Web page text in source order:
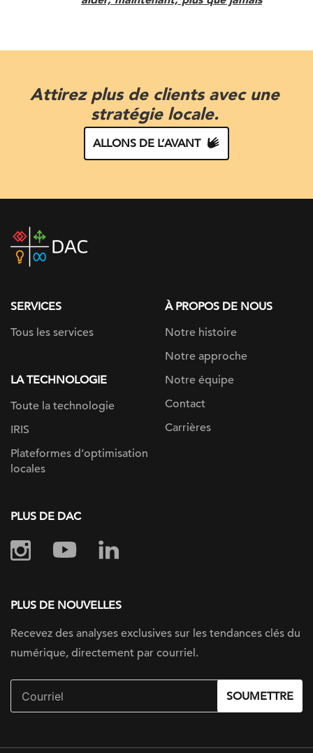
Attirez plus de clients avec une
stratégie locale.
ALLONS DE L’AVANT
DAC
home
SERVICES
Tous les services
LA TECHNOLOGIE
Toute la technologie
IRIS
Plateformes d’optimisation
locales
À PROPOS DE NOUS
Notre histoire
Notre approche
Notre équipe
Contact
Carrières
PLUS DE DAC
PLUS DE NOUVELLES
Recevez des analyses exclusives sur les tendances clés du
numérique, directement par courriel.
SOUMETTRE